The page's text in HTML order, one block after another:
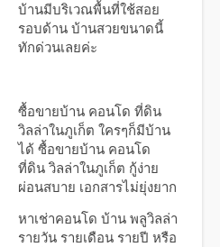
บ้านมีบริเวณพื้นที่ใช้สอย
รอบด้าน บ้านสวยขนาดนี้
ทักด่วนเลยค่ะ
ซื้อขายบ้าน คอนโด ที่ดิน
วิลล่าในภูเก็ต ใครๆก็มีบ้าน
ได้ ซื้อขายบ้าน คอนโด
ที่ดิน วิลล่าในภูเก็ต กู้ง่าย
ผ่อนสบาย เอกสารไม่ยุ่งยาก
หาเช่าคอนโด บ้าน พลูวิลล่า
รายวัน รายเดือน รายปี หรือ